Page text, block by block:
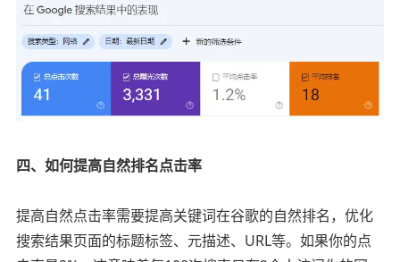
四、如何提高自然排名点击率
提高自然点击率需要提高关键词在谷歌的自然排名，优化
搜索结果页面的标题标签、元描述、URL等。如果你的点